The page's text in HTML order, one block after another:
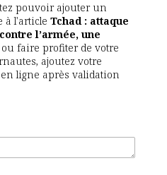
pouvoir ajouter un
à l'article Tchad : attaque
l’armée, une
ou faire profiter de votre
ajoutez votre
ligne après validation